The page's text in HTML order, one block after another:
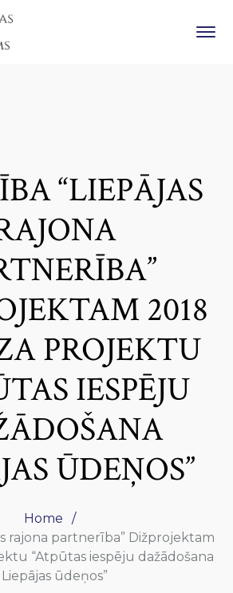
“LIEPĀJAS
2018
PROJEKTU
IESPĒJU
ŪDEŅOS”
Home
rajona partnerība” Dižprojektam
“Atpūtas iespēju dažādošana
Liepājas ūdeņos”